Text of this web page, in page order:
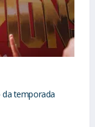
da temporada